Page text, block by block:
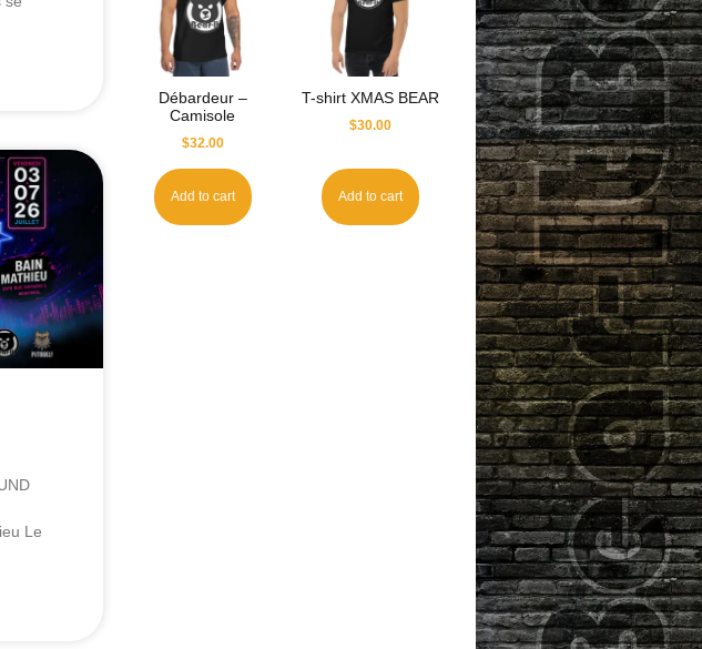
Le
Débardeur –
Camisole
$32.00
Add to cart
T-shirt XMAS BEAR
$30.00
Add to cart